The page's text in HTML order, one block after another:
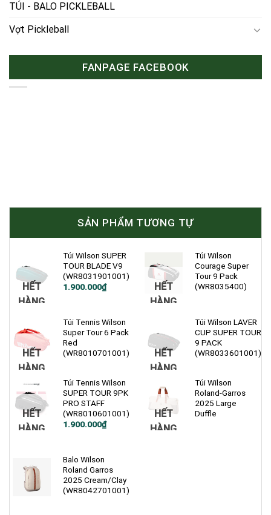
TÚI - BALO PICKLEBALL
Vợt Pickleball
FANPAGE FACEBOOK
SẢN PHẨM TƯƠNG TỰ
HẾT
HÀNG
Túi Wilson SUPER
TOUR BLADE V9
(WR8031901001)
1.900.000₫
HẾT
HÀNG
Túi Wilson
Courage Super
Tour 9 Pack
(WR8035400)
HẾT
HÀNG
Túi Tennis Wilson
Super Tour 6 Pack
Red
(WR8010701001)
HẾT
HÀNG
Túi Wilson LAVER
CUP SUPER TOUR
9 PACK
(WR8033601001)
HẾT
HÀNG
Túi Tennis Wilson
SUPER TOUR 9PK
PRO STAFF
(WR8010601001)
Giá
1.900.000₫
Giá
1.900.000₫.
HẾT
HÀNG
Túi Wilson
Roland-Garros
2025 Large
Duffle
Balo Wilson
Roland Garros
2025 Cream/Clay
(WR8042701001)